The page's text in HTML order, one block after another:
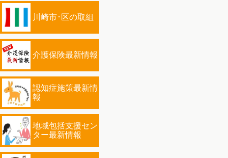
川崎市･区の取組
介護保険最新情報
認知症施策最新情
報
地域包括支援セン
ター最新情報